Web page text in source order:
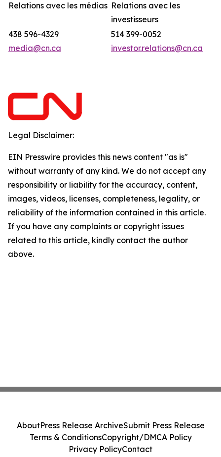
Relations avec les médias Relations avec les
investisseurs
438 596-4329
media@cn.ca
514 399-0052
investor.relations@cn.ca
Legal Disclaimer:
EIN Presswire provides this news content "as is"
without warranty of any kind. We do not accept any
responsibility or liability for the accuracy, content,
images, videos, licenses, completeness, legality, or
reliability of the information contained in this article.
If you have any complaints or copyright issues
related to this article, kindly contact the author
above.
AboutPress Release ArchiveSubmit Press Release
Terms & ConditionsCopyright/DMCA Policy
Privacy PolicyContact